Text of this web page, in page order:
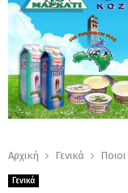
Αρχική Γενικά
Γενικά